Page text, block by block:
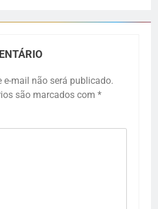
e-mail não será publicado.
são marcados com *